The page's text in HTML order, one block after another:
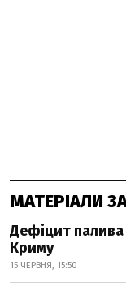
МАТЕРІАЛИ
Дефіцит
Криму
15 ЧЕРВНЯ, 15:50